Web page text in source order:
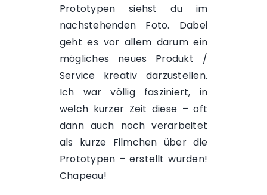
Prototypen siehst du im
nachstehenden Foto. Dabei
geht es vor allem darum ein
mögliches neues Produkt /
Service kreativ darzustellen.
Ich war völlig fasziniert, in
welch kurzer Zeit diese – oft
dann auch noch verarbeitet
als kurze Filmchen über die
Prototypen – erstellt wurden!
Chapeau!